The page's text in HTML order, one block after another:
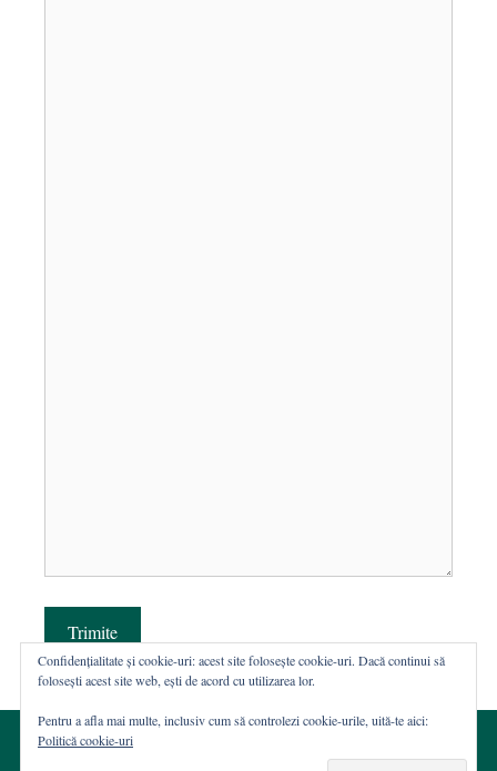
Trimite
Confidențialitate și cookie-uri: acest site folosește cookie-uri. Dacă continui să
folosești acest site web, ești de acord cu utilizarea lor.
Pentru a afla mai multe, inclusiv cum să controlezi cookie-urile, uită-te aici:
Politică cookie-uri